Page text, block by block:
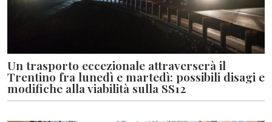
Un trasporto eccezionale attraverserà il
Trentino fra lunedì e martedì: possibili disagi e
modifiche alla viabilità sulla SS12